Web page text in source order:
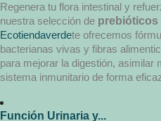
Regenera tu flora intestinal y
nuestra selección de
Ecotiendaverdete ofrecemos
bacterianas vivas y fibras
para mejorar la digestión, asimilar
sistema inmunitario de forma
Función Urinaria y...